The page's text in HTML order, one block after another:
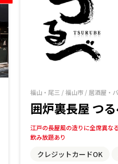
福山・尾三 /福山市 / 居酒屋・
囲炉裏長屋 つ
江戸の長屋風の造りに全席異な
飲み放題あり
クレジットカードOK